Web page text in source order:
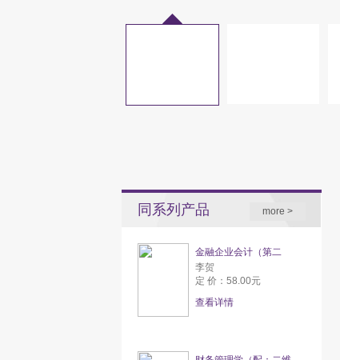
同系列产品 more >
金融企业会计（第二
李贺
定 价：58.00元
查看详情